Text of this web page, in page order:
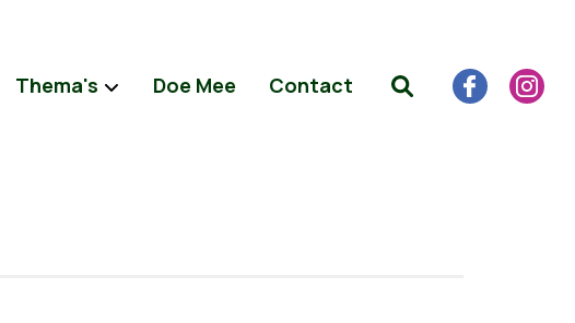
Thema's Doe Mee Contact